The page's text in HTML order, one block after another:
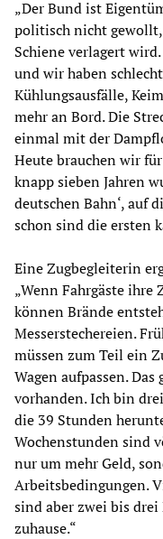
„Der Bund ist
politisch nicht
Schiene verlagert
und wir haben
Kühlungsausfälle,
mehr an Bord. Die
einmal mit der
Heute brauchen wir
knapp sieben Jahren
deutschen Bahn‘, auf
schon sind die ersten
Eine Zugbegleiterin
„Wenn Fahrgäste
können Brände
Messerstechereien.
müssen zum Teil ein
Wagen aufpassen.
vorhanden. Ich bin
die 39 Stunden
Wochenstunden sind
nur um mehr Geld,
Arbeitsbedingungen.
sind aber zwei bis
zuhause.“